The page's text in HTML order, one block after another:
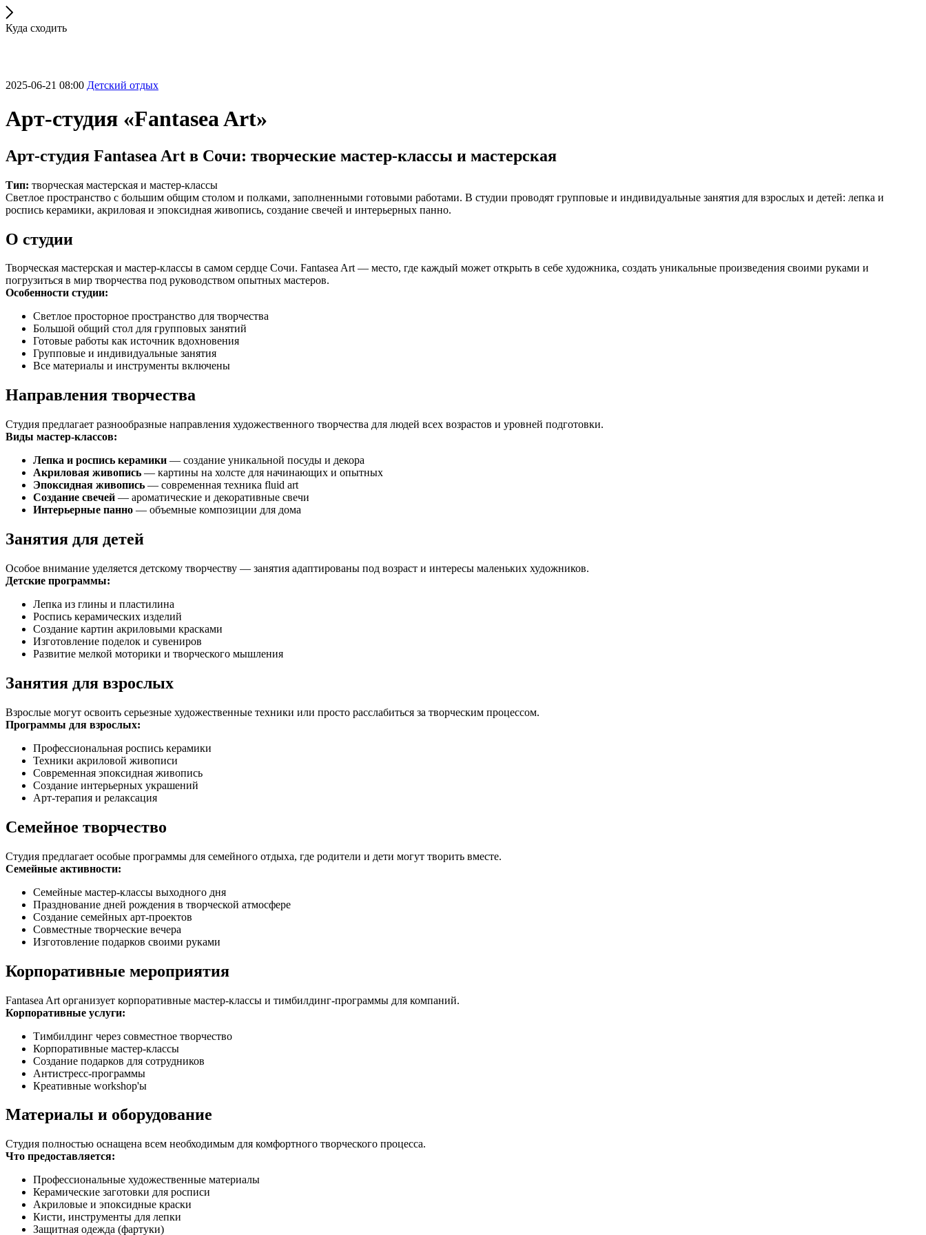
Куда сходить
2025-06-21 08:00 Детский отдых
Арт-студия «Fantasea Art»
Арт-студия Fantasea Art в Сочи: творческие мастер-классы и мастерская
Тип: творческая мастерская и мастер-классы
Светлое пространство с большим общим столом и полками, заполненными готовыми работами. В студии проводят групповые и индивидуальные занятия для взрослых и детей: лепка и
роспись керамики, акриловая и эпоксидная живопись, создание свечей и интерьерных панно.
О студии
Творческая мастерская и мастер-классы в самом сердце Сочи. Fantasea Art — место, где каждый может открыть в себе художника, создать уникальные произведения своими руками и
погрузиться в мир творчества под руководством опытных мастеров.
Особенности студии:
Светлое просторное пространство для творчества
Большой общий стол для групповых занятий
Готовые работы как источник вдохновения
Групповые и индивидуальные занятия
Все материалы и инструменты включены
Направления творчества
Студия предлагает разнообразные направления художественного творчества для людей всех возрастов и уровней подготовки.
Виды мастер-классов:
Лепка и роспись керамики — создание уникальной посуды и декора
Акриловая живопись — картины на холсте для начинающих и опытных
Эпоксидная живопись — современная техника fluid art
Создание свечей — ароматические и декоративные свечи
Интерьерные панно — объемные композиции для дома
Занятия для детей
Особое внимание уделяется детскому творчеству — занятия адаптированы под возраст и интересы маленьких художников.
Детские программы:
Лепка из глины и пластилина
Роспись керамических изделий
Создание картин акриловыми красками
Изготовление поделок и сувениров
Развитие мелкой моторики и творческого мышления
Занятия для взрослых
Взрослые могут освоить серьезные художественные техники или просто расслабиться за творческим процессом.
Программы для взрослых:
Профессиональная роспись керамики
Техники акриловой живописи
Современная эпоксидная живопись
Создание интерьерных украшений
Арт-терапия и релаксация
Семейное творчество
Студия предлагает особые программы для семейного отдыха, где родители и дети могут творить вместе.
Семейные активности:
Семейные мастер-классы выходного дня
Празднование дней рождения в творческой атмосфере
Создание семейных арт-проектов
Совместные творческие вечера
Изготовление подарков своими руками
Корпоративные мероприятия
Fantasea Art организует корпоративные мастер-классы и тимбилдинг-программы для компаний.
Корпоративные услуги:
Тимбилдинг через совместное творчество
Корпоративные мастер-классы
Создание подарков для сотрудников
Антистресс-программы
Креативные workshop'ы
Материалы и оборудование
Студия полностью оснащена всем необходимым для комфортного творческого процесса.
Что предоставляется:
Профессиональные художественные материалы
Керамические заготовки для росписи
Акриловые и эпоксидные краски
Кисти, инструменты для лепки
Защитная одежда (фартуки)